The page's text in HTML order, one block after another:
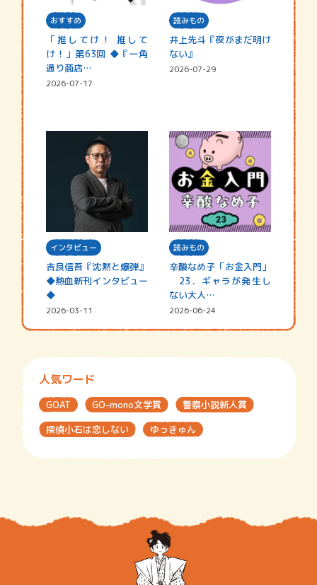
おすすめ
「推してけ！ 推して
け！」第63回 ◆『一角
通り商店…
2026-07-17
読みもの
井上先斗『夜がまだ明け
ない』
2026-07-29
インタビュー
吉良信吾『沈黙と爆弾』
◆熱血新刊インタビュー
◆
2026-03-11
読みもの
辛酸なめ子「お金入門」
23．ギャラが発生し
ない大人…
2026-06-24
人気ワード
GOAT GO-mono文学賞
警察小説新人賞
探偵小石は恋しない
ゆっきゅん